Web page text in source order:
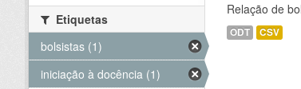
Relação de
ODT CSV
Etiquetas
bolsistas (1)
iniciação à docência (1)